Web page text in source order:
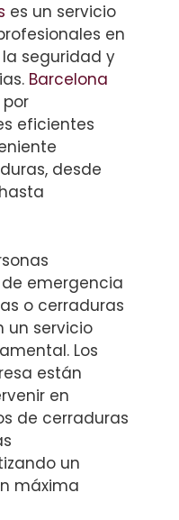
es un servicio
en
seguridad y
Barcelona
eficientes
desde
emergencia
o cerraduras
un servicio
Los
están
en
de cerraduras
un
máxima